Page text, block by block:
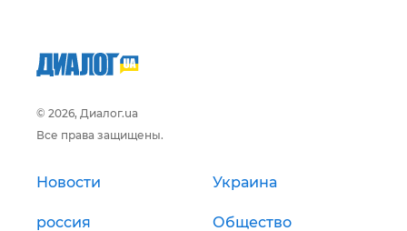
© 2026, Диалог.ua
Все права защищены.
Новости Украина
россия Общество